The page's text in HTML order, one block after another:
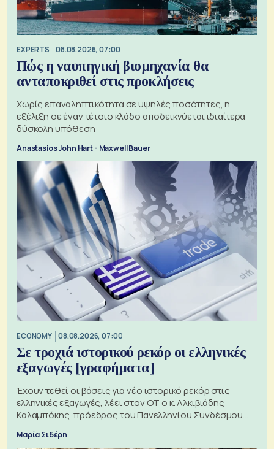
EXPERTS 08.08.2026, 07:00
Πώς η ναυπηγική βιομηχανία θα
ανταποκριθεί στις προκλήσεις
Χωρίς επαναληπτικότητα σε υψηλές ποσότητες, η
εξέλιξη σε έναν τέτοιο κλάδο αποδεικνύεται ιδιαίτερα
δύσκολη υπόθεση
Anastasios John Hart - Maxwell Bauer
ECONOMY 08.08.2026, 07:00
Σε τροχιά ιστορικού ρεκόρ οι ελληνικές
εξαγωγές [γραφήματα]
Έχουν τεθεί οι βάσεις για νέο ιστορικό ρεκόρ στις
ελληνικές εξαγωγές, λέει στον ΟΤ ο κ. Αλκιβιάδης
Καλαμπόκης, πρόεδρος του Πανελληνίου Συνδέσμου
Μαρία Σιδέρη